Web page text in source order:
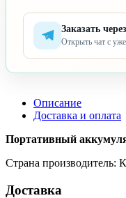
Заказать
Открыть чат с
Описание
Доставка и оплата
Портативный
Страна производитель:
Доставка